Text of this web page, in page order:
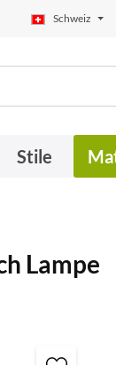
Schweiz
Stile
Lampe